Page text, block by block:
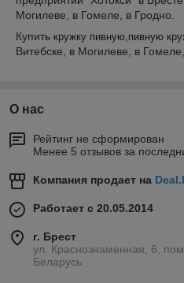
Могилеве, в Гомеле, в Гродно.
Купить кружку пивную,пивную
Витебске, в Могилеве, в
О нас
Рейтинг не сформирован
Менее 5 отзывов за
Компания продает на
Работает с 20.05.2014
г. Брест
ул. Краснознаменная, 6,
Беларусь